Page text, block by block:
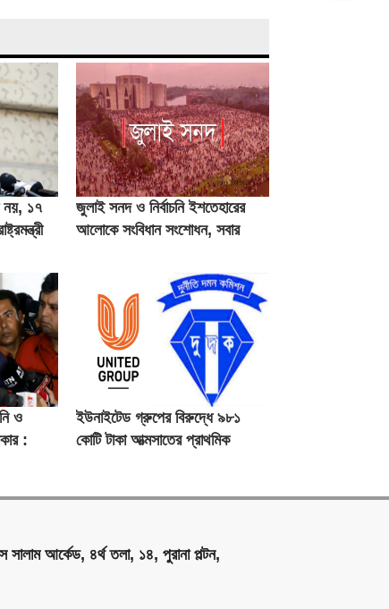
নয়, ১৭
জুলাই সনদ ও নির্বাচনি ইশতেহারের
আলোকে সংবিধান সংশোধন, সবার
ও
:
ইউনাইটেড গ্রুপের বিরুদ্ধে ৯৮১
কোটি টাকা আত্মসাতের প্রাথমিক
সালাম আর্কেড, ৪র্থ তলা, ১৪, পুরানা পল্টন,